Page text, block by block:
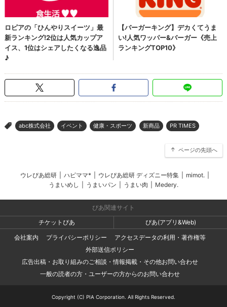
> abc株式会社 イベント 健康・スポーツ 新商品 PR TIMES
ページの先頭へ
ウレぴあ総研 ハピママ* ウレぴあ総研 ディズニー特集 mimot.
うまいめし
うまいパン うまい肉 Medery.
ぴあ関連サイト
チケットぴあ
ぴあ(アプリ&Web)
会社案内
プライバシーポリシー
アクセスデータの利用・著作権等
外部送信ポリシー
広告出稿・お取り組みのご相談・情報掲載・その他お問い合わせ
一般の読者の方・ユーザーの方からのお問い合わせ
Copyright (C) PIA Corporation. All Rights Reserved.